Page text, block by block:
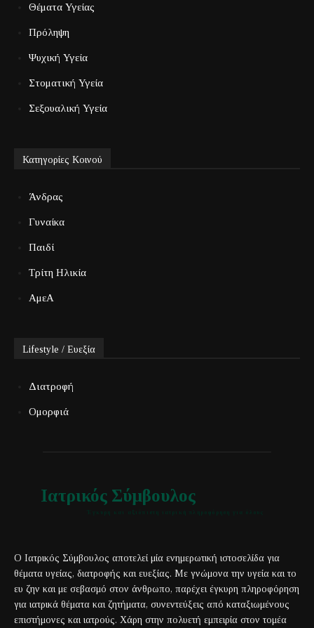
Θέματα Υγείας
Πρόληψη
Ψυχική Υγεία
Στοματική Υγεία
Σεξουαλική Υγεία
Κατηγορίες Κοινού
Άνδρας
Γυναίκα
Παιδί
Τρίτη Ηλικία
ΑμεΑ
Lifestyle / Ευεξία
Διατροφή
Ομορφιά
Ιατρικός Σύμβουλος
Ο Ιατρικός Σύμβουλος αποτελεί μία ενημερωτική ιστοσελίδα για
θέματα υγείας, διατροφής και ευεξίας. Με γνώμονα την υγεία και το
ευ ζην και με σεβασμό στον άνθρωπο, παρέχει έγκυρη πληροφόρηση
για ιατρικά θέματα και ζητήματα, συνεντεύξεις από καταξιωμένους
επιστήμονες και ιατρούς. Χάρη στην πολυετή εμπειρία στον τομέα